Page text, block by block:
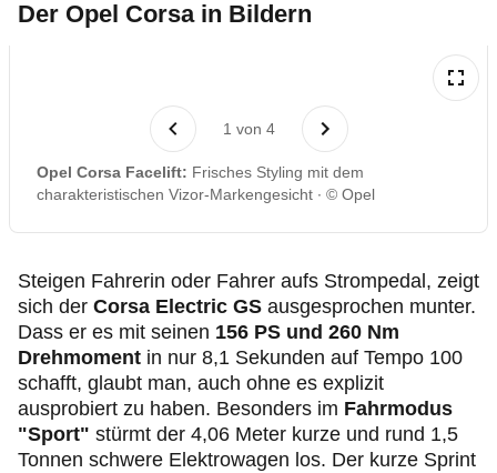
Der Opel Corsa in Bildern
1 von 4
Opel Corsa Facelift: Frisches Styling mit dem
charakteristischen Vizor-Markengesicht
© Opel
Steigen Fahrerin oder Fahrer aufs Strompedal, zeigt
sich der Corsa Electric GS ausgesprochen munter.
Dass er es mit seinen 156 PS und 260 Nm
Drehmoment in nur 8,1 Sekunden auf Tempo 100
schafft, glaubt man, auch ohne es explizit
ausprobiert zu haben. Besonders im Fahrmodus
"Sport" stürmt der 4,06 Meter kurze und rund 1,5
Tonnen schwere Elektrowagen los. Der kurze Sprint